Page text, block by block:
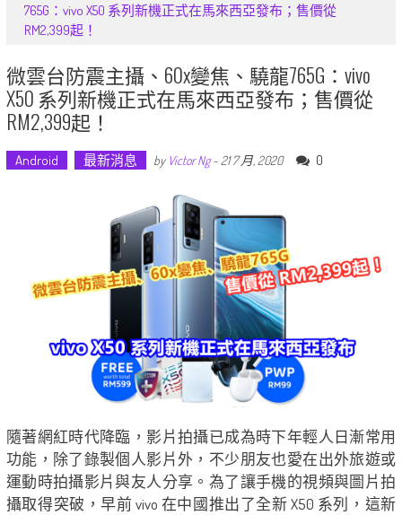
765G：vivo X50 系列新機正式在馬來西亞發布；售價從
RM2,399起！
微雲台防震主攝、60x變焦、驍龍765G：vivo
X50 系列新機正式在馬來西亞發布；售價從
RM2,399起！
Android 最新消息 by Victor Ng- 21 7 月, 2020 0
隨著網紅時代降臨，影片拍攝已成為時下年輕人日漸常用
功能，除了錄製個人影片外，不少朋友也愛在出外旅遊或
運動時拍攝影片與友人分享。為了讓手機的視頻與圖片拍
攝取得突破，早前 vivo 在中國推出了全新 X50 系列，這新